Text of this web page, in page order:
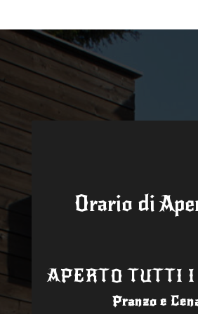
Orario di
APERTO TUTTI
Pranzo e